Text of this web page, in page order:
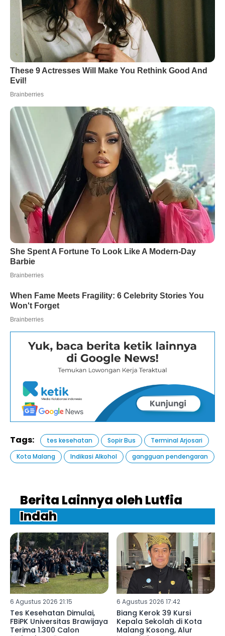
Tags: tes kesehatan Sopir Bus
Terminal Arjosari
Kota Malang
Indikasi Alkohol gangguan pendengaran
Berita Lainnya oleh Lutfia
Indah
6 Agustus 2026 21:15
Tes Kesehatan Dimulai,
FBiPK Universitas Brawijaya
Terima 1.300 Calon
6 Agustus 2026 17:42
Biang Kerok 39 Kursi
Kepala Sekolah di Kota
Malang Kosong, Alur